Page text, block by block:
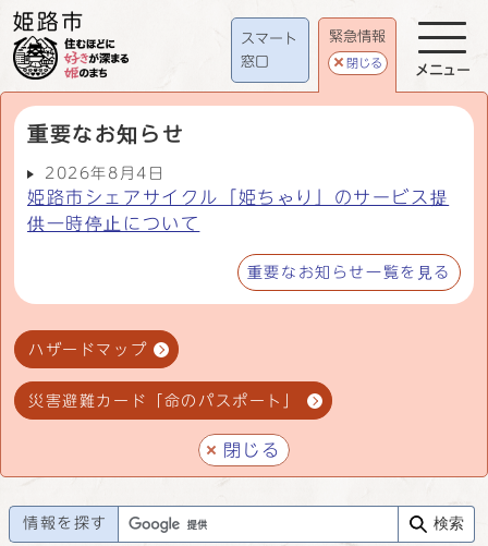
スマート
窓口
緊急情報
閉じる
重要なお知らせ
2026年8月4日
姫路市シェアサイクル「姫ちゃり」のサービス提
供一時停止について
重要なお知らせ一覧を見る
ハザードマップ
災害避難カード「命のパスポート」
閉じる
メニュー
情報を探す 検索